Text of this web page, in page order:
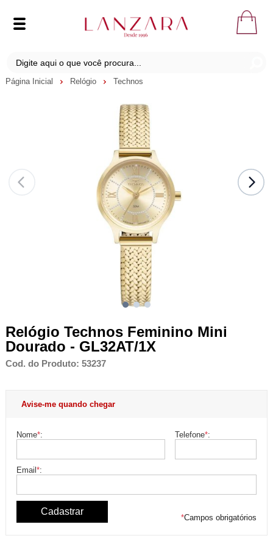
Página Inicial Relógio Technos
Relógio Technos Feminino Mini
Dourado - GL32AT/1X
Cod. do Produto: 53237
Avise-me quando chegar
Nome*: Telefone*:
Email*:
*Campos obrigatórios